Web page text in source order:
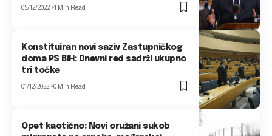
05/12/2022 1 Min Read
Konstituiran novi saziv Zastupničkog
doma PS BiH: Dnevni red sadrži ukupno
tri točke
01/12/2022 0 Min Read
Opet kaotično: Novi oružani sukob